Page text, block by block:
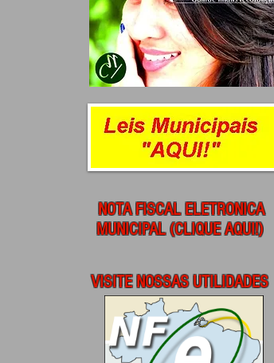
NOTA FISCAL ELETRONICA
MUNICIPAL (CLIQUE AQUI!)
VISITE NOSSAS UTILIDADES